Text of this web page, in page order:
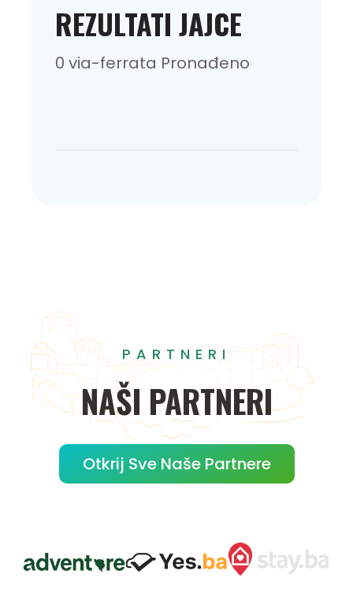
REZULTATI JAJCE
0 via-ferrata Pronađeno
PARTNERI
NAŠI PARTNERI
Otkrij Sve Naše Partnere